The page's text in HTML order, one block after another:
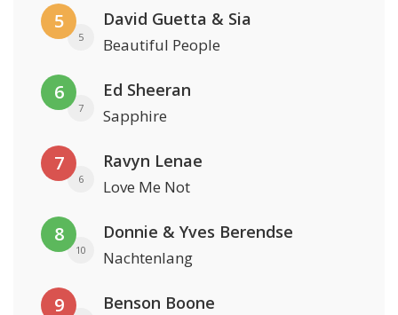
5
5
David Guetta & Sia
Beautiful People
6
7
Ed Sheeran
Sapphire
7
6
Ravyn Lenae
Love Me Not
8
10
Donnie & Yves Berendse
Nachtenlang
9 Benson Boone